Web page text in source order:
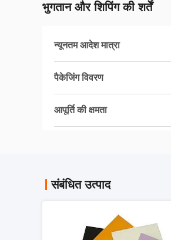
भुगतान और शिपिंग की शर्तें
न्यूनतम आदेश मात्रा
पैकेजिंग विवरण
आपूर्ति की क्षमता
संबंधित उत्पाद